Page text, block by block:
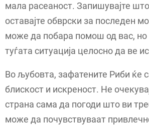
мала расеаност. Запишувајте
оставајте обврски за последен
може да побара помош од вас, но
туѓата ситуација целосно да ве
Во љубовта, зафатените Риби ќе
блискост и искреност. Не
страна сама да погоди што ви
може да почувствуваат